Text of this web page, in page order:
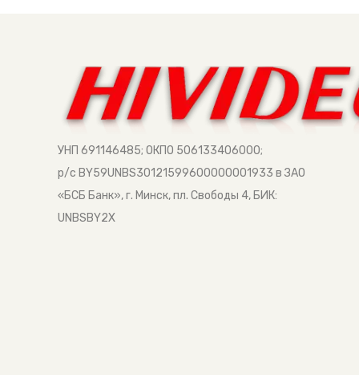
УНП 691146485; ОКПО 506133406000;
р/с BY59UNBS30121599600000001933 в ЗАО
«БСБ Банк», г. Минск, пл. Свободы 4, БИК:
UNBSBY2X